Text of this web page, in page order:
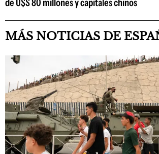
de U$S 80 millones y capitales chinos
MÁS NOTICIAS DE